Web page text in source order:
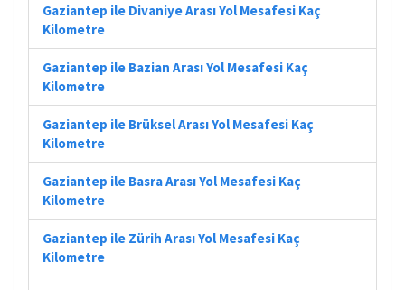
Gaziantep ile Divaniye Arası Yol Mesafesi Kaç
Kilometre
Gaziantep ile Bazian Arası Yol Mesafesi Kaç
Kilometre
Gaziantep ile Brüksel Arası Yol Mesafesi Kaç
Kilometre
Gaziantep ile Basra Arası Yol Mesafesi Kaç
Kilometre
Gaziantep ile Zürih Arası Yol Mesafesi Kaç
Kilometre